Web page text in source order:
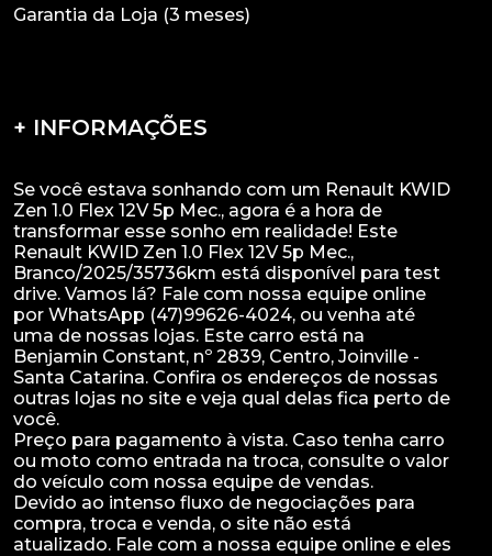
Garantia da Loja (3 meses)
+ INFORMAÇÕES
Se você estava sonhando com um Renault KWID
Zen 1.0 Flex 12V 5p Mec., agora é a hora de
transformar esse sonho em realidade! Este
Renault KWID Zen 1.0 Flex 12V 5p Mec.,
Branco/2025/35736km está disponível para test
drive. Vamos lá? Fale com nossa equipe online
por WhatsApp (47)99626-4024, ou venha até
uma de nossas lojas. Este carro está na
Benjamin Constant, nº 2839, Centro, Joinville -
Santa Catarina. Confira os endereços de nossas
outras lojas no site e veja qual delas fica perto de
você.
Preço para pagamento à vista. Caso tenha carro
ou moto como entrada na troca, consulte o valor
do veículo com nossa equipe de vendas.
Devido ao intenso fluxo de negociações para
compra, troca e venda, o site não está
atualizado. Fale com a nossa equipe online e eles